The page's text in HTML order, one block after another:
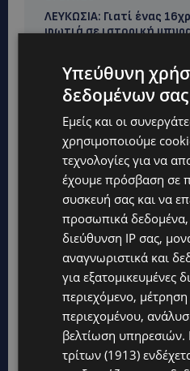
ΛΕΥΚΩΣΙΑ: Γιατί ένας
φωτιά σε ιστορική
UPDATES
ΛΑΤΣΙΑ-ΓΕΡΙ: Στο
ασυνόδευτους
στηρίζει υπό
Υπεύθυνη
δεδομένων σας
Εμείς και οι
χρησιμοποιούμε
τεχνολογίες για να
έχουμε πρόσβαση σε
συσκευή σας και να
προσωπικά
διεύθυνση IP σας,
αναγνωριστικά και
για εξατομικευμένες
περιεχόμενο,
περιεχομένου,
βελτίωση υπηρεσιών.
τρίτων (1913)